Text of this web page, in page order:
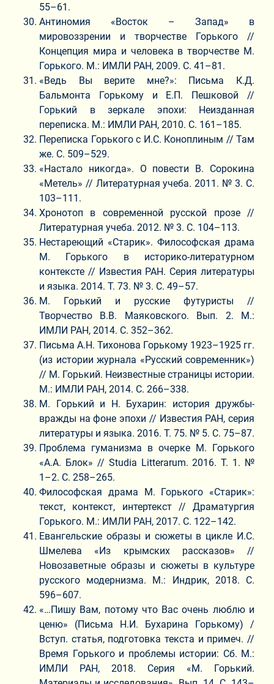
55–61.
Антиномия «Восток – Запад» в
мировоззрении и творчестве Горького //
Концепция мира и человека в творчестве М.
Горького. М.: ИМЛИ РАН, 2009. С. 41–81.
«Ведь Вы верите мне?»: Письма К.Д.
Бальмонта Горькому и Е.П. Пешковой //
Горький в зеркале эпохи: Неизданная
переписка. М.: ИМЛИ РАН, 2010. С. 161–185.
Переписка Горького с И.С. Коноплиным // Там
же. С. 509–529.
«Настало никогда». О повести В. Сорокина
«Метель» // Литературная учеба. 2011. № 3. С.
103–111.
Хронотоп в современной русской прозе //
Литературная учеба. 2012. № 3. С. 104–113.
Нестареющий «Старик». Философская драма
М. Горького в историко-литературном
контексте // Известия РАН. Серия литературы
и языка. 2014. Т. 73. № 3. С. 49–57.
М. Горький и русские футуристы //
Творчество В.В. Маяковского. Вып. 2. М.:
ИМЛИ РАН, 2014. С. 352–362.
Письма А.Н. Тихонова Горькому 1923–1925 гг.
(из истории журнала «Русский современник»)
// М. Горький. Неизвестные страницы истории.
М.: ИМЛИ РАН, 2014. С. 266–338.
М. Горький и Н. Бухарин: история дружбы-
вражды на фоне эпохи // Известия РАН, серия
литературы и языка. 2016. Т. 75. № 5. С. 75–87.
Проблема гуманизма в очерке М. Горького
«А.А. Блок» // Studia Litterarum. 2016. Т. 1. №
1–2. С. 258–265.
Философская драма М. Горького «Старик»:
текст, контекст, интертекст // Драматургия
Горького. М.: ИМЛИ РАН, 2017. С. 122–142.
Евангельские образы и сюжеты в цикле И.С.
Шмелева «Из крымских рассказов» //
Новозаветные образы и сюжеты в культуре
русского модернизма. М.: Индрик, 2018. С.
596–607.
«…Пишу Вам, потому что Вас очень люблю и
ценю» (Письма Н.И. Бухарина Горькому) /
Вступ. статья, подготовка текста и примеч. //
Время Горького и проблемы истории: Сб. М.:
ИМЛИ РАН, 2018. Серия «М. Горький.